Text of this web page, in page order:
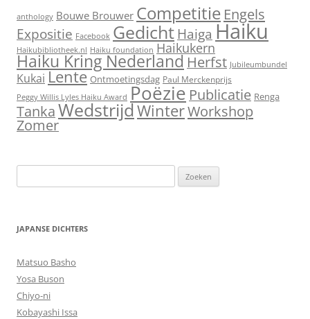
anthology Bouwe Brouwer Competitie Engels
Expositie Facebook Gedicht Haiga Haiku
Haikubibliotheek.nl Haiku foundation Haikukern
Haiku Kring Nederland Herfst Jubileumbundel
Kukai Lente Ontmoetingsdag Paul Merckenprijs
Peggy Willis Lyles Haiku Award Poëzie Publicatie Renga
TankaWedstrijdWinterWorkshop
Zomer
naar:
JAPANSE DICHTERS
Matsuo Basho
Yosa Buson
Chiyo-ni
Kobayashi Issa